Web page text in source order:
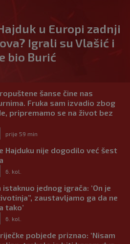
u Europi zadnji
Igrali su Vlašić i
bio Burić
šanse čine nas
Fruka sam izvadio zbog
pripremamo se na život bez
prije 59 min
Hajduku nije dogodilo već šest
6. kol.
istaknuo jednog igrača: ‘On je
zaustavljamo ga da ne
tako’
6. kol.
pobjede priznao: ‘Nisam